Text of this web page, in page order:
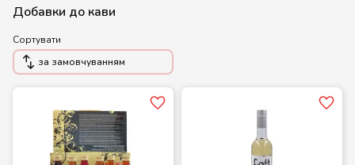
Добавки до кави
Сортувати
за замовчуванням